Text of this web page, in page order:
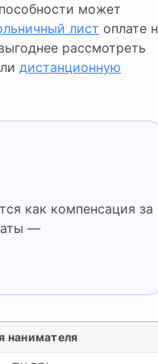
может
лист оплате
рассмотреть
дистанционную
как компенсация за
—
нанимателя